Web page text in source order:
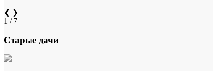
❮ ❯
1 / 7
Старые дачи